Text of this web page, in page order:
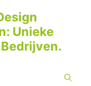
Unieke